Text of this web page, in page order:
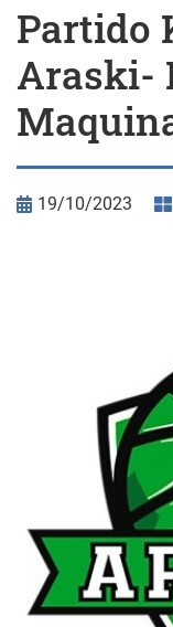
Partido
Araski-
19/10/2023